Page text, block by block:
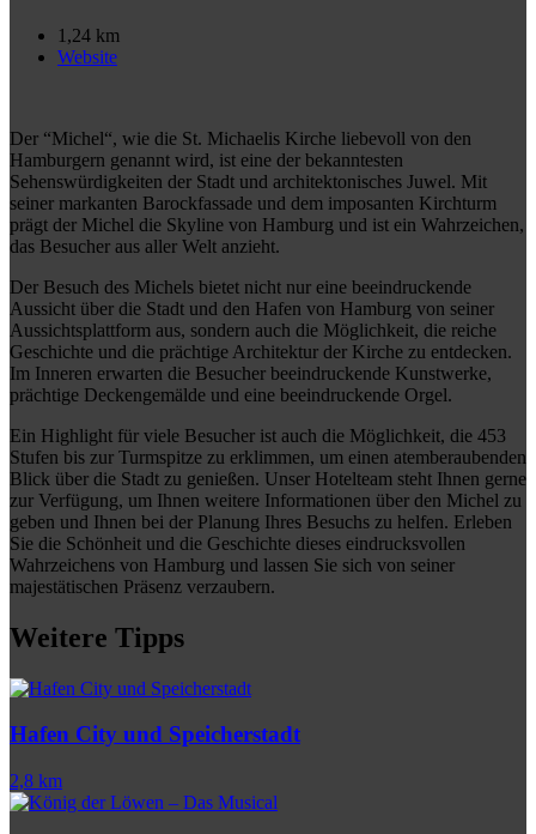
1,24 km
Website
Der “Michel“, wie die St. Michaelis Kirche liebevoll von den
Hamburgern genannt wird, ist eine der bekanntesten
Sehenswürdigkeiten der Stadt und architektonisches Juwel. Mit
seiner markanten Barockfassade und dem imposanten Kirchturm
prägt der Michel die Skyline von Hamburg und ist ein Wahrzeichen,
das Besucher aus aller Welt anzieht.
Der Besuch des Michels bietet nicht nur eine beeindruckende
Aussicht über die Stadt und den Hafen von Hamburg von seiner
Aussichtsplattform aus, sondern auch die Möglichkeit, die reiche
Geschichte und die prächtige Architektur der Kirche zu entdecken.
Im Inneren erwarten die Besucher beeindruckende Kunstwerke,
prächtige Deckengemälde und eine beeindruckende Orgel.
Ein Highlight für viele Besucher ist auch die Möglichkeit, die 453
Stufen bis zur Turmspitze zu erklimmen, um einen atemberaubenden
Blick über die Stadt zu genießen. Unser Hotelteam steht Ihnen gerne
zur Verfügung, um Ihnen weitere Informationen über den Michel zu
geben und Ihnen bei der Planung Ihres Besuchs zu helfen. Erleben
Sie die Schönheit und die Geschichte dieses eindrucksvollen
Wahrzeichens von Hamburg und lassen Sie sich von seiner
majestätischen Präsenz verzaubern.
Weitere Tipps
Hafen City und Speicherstadt
2,8 km